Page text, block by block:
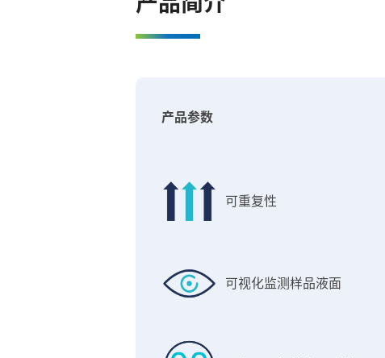
产品参数
可重复性
可视化监测样品液面